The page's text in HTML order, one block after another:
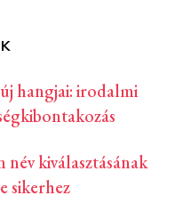
hangjai: irodalmi
kiválasztásának
sikerhez